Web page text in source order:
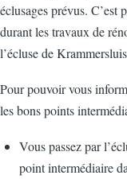
éclusages prévus. C’est
durant les travaux de
l’écluse de
Pour pouvoir vous
les bons points
Vous passez par
point intermédiaire